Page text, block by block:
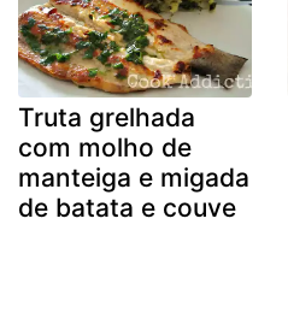
Truta grelhada
com molho de
manteiga e migada
de batata e couve